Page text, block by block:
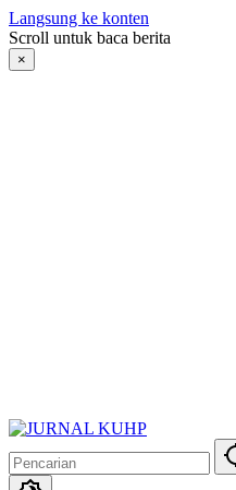
Langsung ke konten
Scroll untuk baca berita
×